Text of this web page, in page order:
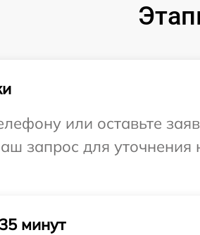
или оставьте
запрос для
минут